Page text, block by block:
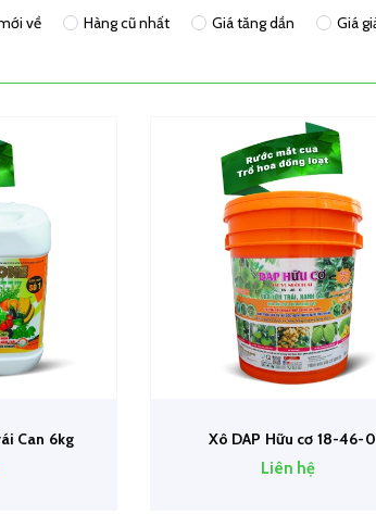
về Hàng cũ nhất Giá tăng dần Giá
Can 6kg
Xô DAP Hữu cơ 18-46-0
Liên hệ